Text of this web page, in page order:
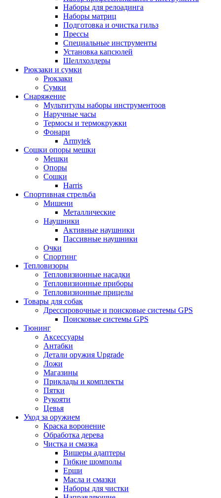
Наборы для релоадинга
Наборы матриц
Подготовка и очистка гильз
Прессы
Специальные инструменты
Установка капсюлей
Шеллхолдеры
Рюкзаки и сумки
Рюкзаки
Сумки
Снаряжение
Мультитулы наборы инструментоов
Наручные часы
Термосы и термокружки
Фонари
Armytek
Сошки опоры мешки
Мешки
Опоры
Сошки
Harris
Спортивная стрельба
Мишени
Металлические
Наушники
Активные наушники
Пассивные наушники
Очки
Спортинг
Тепловизоры
Тепловизионные насадки
Тепловизионные приборы
Тепловизионные прицелы
Товары для собак
Дрессировочные и поисковые системы GPS
Поисковые системы GPS
Тюнинг
Аксессуары
Антабки
Детали оружия Upgrade
Ложи
Магазины
Приклады и комплекты
Пятки
Рукояти
Цевья
Уход за оружием
Краска воронение
Обработка дерева
Чистка и смазка
Вишеры адаптеры
Гибкие шомполы
Ерши
Масла и смазки
Наборы для чистки